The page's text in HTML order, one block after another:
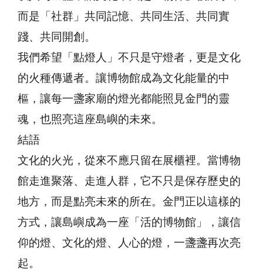
而是「社群」共同記憶、共同生活、共同實
踐、共同開創。
我們希望「點燈人」不只是守燈者，更是文化
的火種傳遞者。讓博物館成為文化能量的中
樞，讓每一盞家廟的燈光都能照見金門的靈
魂，也照亮這座島嶼的未來。
結語
文化的火光，從來不應只留在展櫃裡。當博物
館走進聚落、走進人群，它不只是保存歷史的
地方，而是點亮未來的所在。金門正以這樣的
方式，讓島嶼成為一座「活的博物館」，讓信
仰的燈、文化的燈、人心的燈，一盞盞再次亮
起。